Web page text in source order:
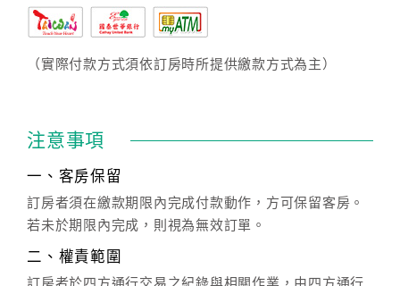
（實際付款方式須依訂房時所提供繳款方式為主）
注意事項
一、客房保留
訂房者須在繳款期限內完成付款動作，方可保留客房。
若未於期限內完成，則視為無效訂單。
二、權責範圍